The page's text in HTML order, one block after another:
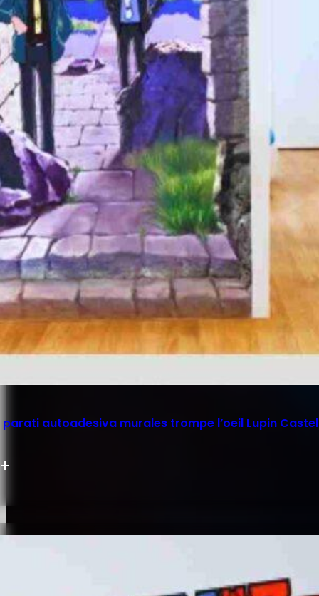
autoadesiva murales trompe l’oeil Lupin